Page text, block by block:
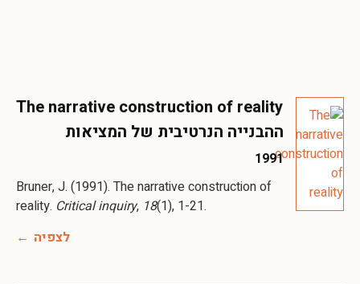
The narrative construction of reality
ההבנייה הנרטיבית של המציאות
1991
Bruner, J. (1991). The narrative construction of
reality. Critical inquiry, 18(1), 1-21.
לצפיה